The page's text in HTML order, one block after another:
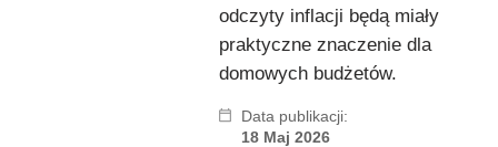
odczyty inflacji będą miały
praktyczne znaczenie dla
domowych budżetów.
Data publikacji:
18 Maj 2026